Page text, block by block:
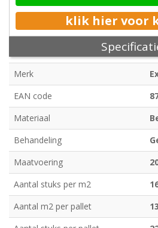
klik hier voor
Merk
EAN code
Materiaal
Behandeling
Maatvoering
Aantal stuks per m2
Aantal m2 per pallet